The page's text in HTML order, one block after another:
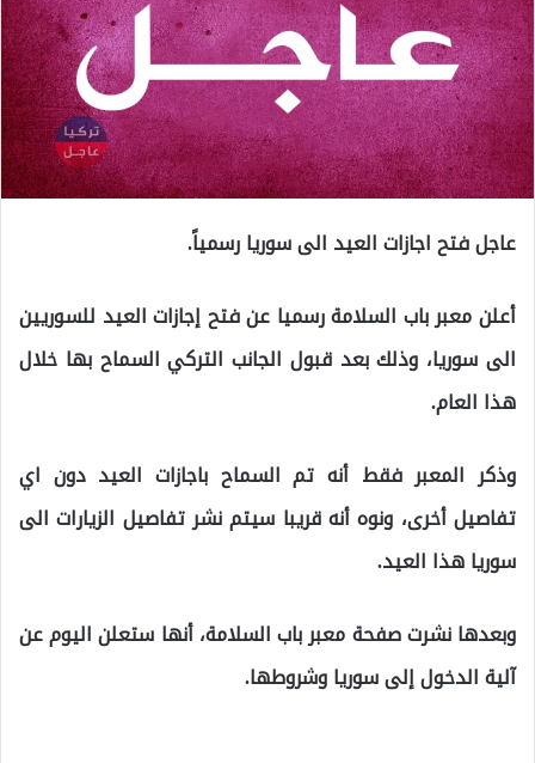
عاجل فتح اجازات العيد الى سوريا رسمياً.
أعلن معبر باب السلامة رسميا عن فتح إجازات العيد للسوريين
الى سوريا، وذلك بعد قبول الجانب التركي السماح بها خلال
هذا العام.
وذكر المعبر فقط أنه تم السماح باجازات العيد دون اي
تفاصيل أخرى، ونوه أنه قريبا سيتم نشر تفاصيل الزيارات الى
سوريا هذا العيد.
وبعدها نشرت صفحة معبر باب السلامة، أنها ستعلن اليوم عن
آلية الدخول إلى سوريا وشروطها.